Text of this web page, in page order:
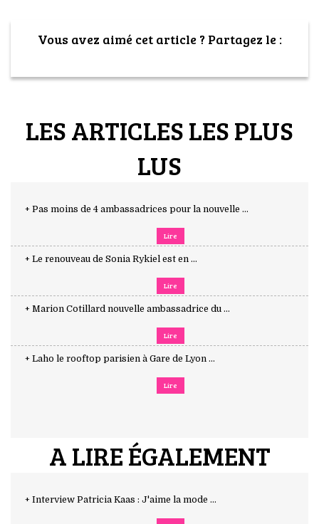
Vous avez aimé cet article ? Partagez le :
LES ARTICLES LES PLUS
LUS
+ Pas moins de 4 ambassadrices pour la nouvelle ...
Lire
+ Le renouveau de Sonia Rykiel est en ...
Lire
+ Marion Cotillard nouvelle ambassadrice du ...
Lire
+ Laho le rooftop parisien à Gare de Lyon ...
Lire
A LIRE ÉGALEMENT
+ Interview Patricia Kaas : J'aime la mode ...